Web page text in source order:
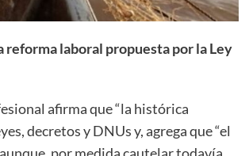
reforma laboral propuesta por la Ley
afirma que “la histórica
decretos y DNUs y, agrega que “el